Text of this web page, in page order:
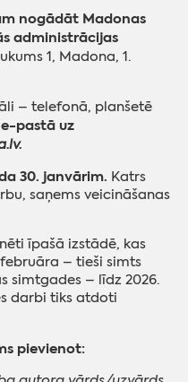
nogādāt Madonas
administrācijas
1, Madona, 1.
– telefonā, planšetē
e-pastā uz
30. janvārim. Katrs
saņems veicināšanas
īpašā izstādē, kas
februāra – tieši simts
simtgades – līdz 2026.
darbi tiks atdoti
pievienot: